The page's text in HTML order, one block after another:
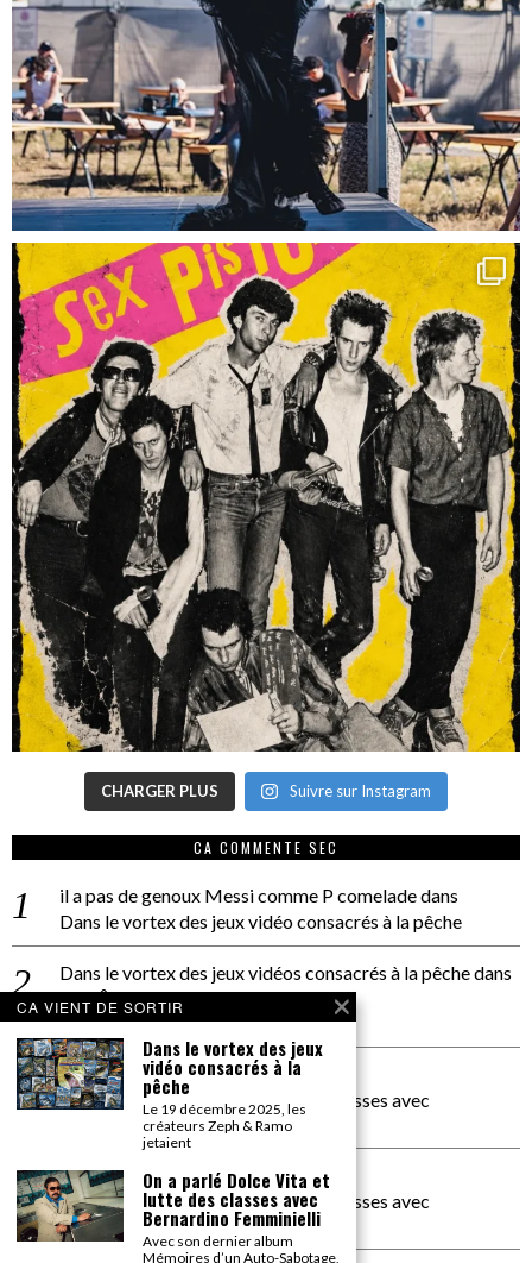
CHARGER PLUS Suivre sur Instagram
CA COMMENTE SEC
il a pas de genoux Messi comme P comeladedans
Dans le vortex des jeux vidéo consacrés à la pêche
Dans le vortex des jeux vidéos consacrés à la pêchedans
PACÔME THIELLEMENT
La séance d’Hip Gnose
La Patrie
dans
On a parlé Dolce Vita et lutte des classes avec
Bernardino Femminielli
carte noire negra à l'o tiededans
On a parlé Dolce Vita et lutte des classes avec
Bernardino Femminielli
CA VIENT DE SORTIR
Dans le vortex des jeux
vidéo consacrés à la
pêche
Le 19 décembre 2025, les
créateurs Zeph & Ramo
jetaient
On a parlé Dolce Vita et
lutte des classes avec
Bernardino Femminielli
Avec son dernier album
Mémoires d’un Auto-Sabotage,